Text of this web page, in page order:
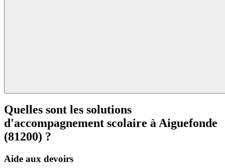
Quelles sont les solutions
d'accompagnement scolaire àAiguefonde
(81200) ?
Aide aux devoirs